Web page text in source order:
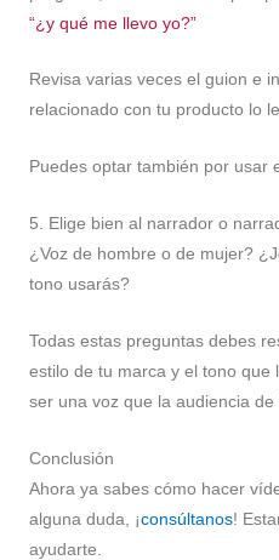
“¿y qué me llevo yo?”
Revisa varias veces el guion e
relacionado con tu producto lo
Puedes optar también por usar
5. Elige bien al narrador o
¿Voz de hombre o de mujer?
tono usarás?
Todas estas preguntas debes
estilo de tu marca y el tono que
ser una voz que la audiencia
Conclusión
Ahora ya sabes cómo hacer
alguna duda, ¡consúltanos!
ayudarte.